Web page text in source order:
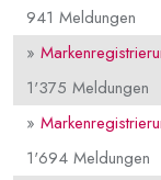
941 Meldungen
»
1'375 Meldungen
»
1'694 Meldungen